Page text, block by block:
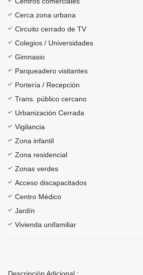
Cerca zona urbana
Circuito cerrado de TV
Colegios / Universidades
Gimnasio
Parqueadero visitantes
Portería / Recepción
Trans. público cercano
Urbanización Cerrada
Vigilancia
Zona infantil
Zona residencial
Zonas verdes
Acceso discapacitados
Centro Médico
Jardín
Vivienda unifamiliar